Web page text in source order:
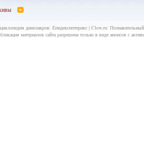
динозавров: Епидексиптерикс | Clow.ru:
материалов сайта разрешена только в виде анонсов с